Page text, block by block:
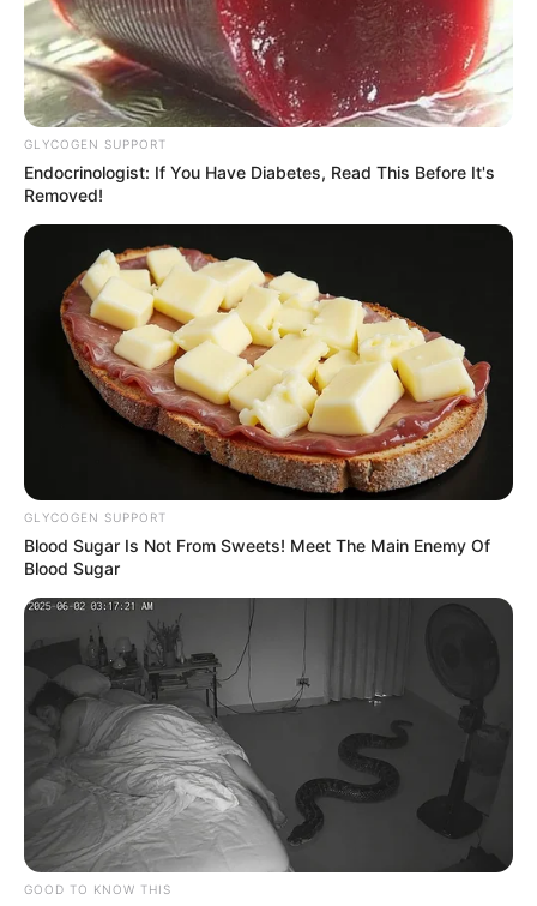
GLYCOGEN SUPPORT
Endocrinologist: If You Have Diabetes, Read This Before It's
Removed!
GLYCOGEN SUPPORT
Blood Sugar Is Not From Sweets! Meet The Main Enemy Of
Blood Sugar
GOOD TO KNOW THIS